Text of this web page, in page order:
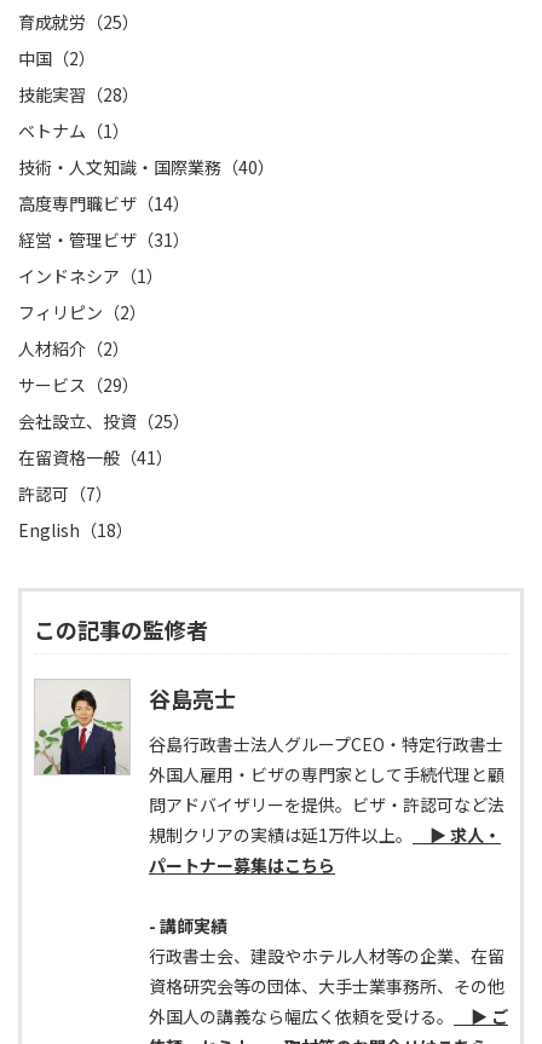
育成就労（25）
中国（2）
技能実習（28）
ベトナム（1）
技術・人文知識・国際業務（40）
高度専門職ビザ（14）
経営・管理ビザ（31）
インドネシア（1）
フィリピン（2）
人材紹介（2）
サービス（29）
会社設立、投資（25）
在留資格一般（41）
許認可（7）
English（18）
この記事の監修者
谷島亮士
谷島行政書士法人グループCEO・特定行政書士
外国人雇用・ビザの専門家として手続代理と顧
問アドバイザリーを提供。ビザ・許認可など法
規制クリアの実績は延1万件以上。
▶ 求人・
パートナー募集はこちら
- 講師実績
行政書士会、建設やホテル人材等の企業、在留
資格研究会等の団体、大手士業事務所、その他
外国人の講義なら幅広く依頼を受ける。
▶ ご